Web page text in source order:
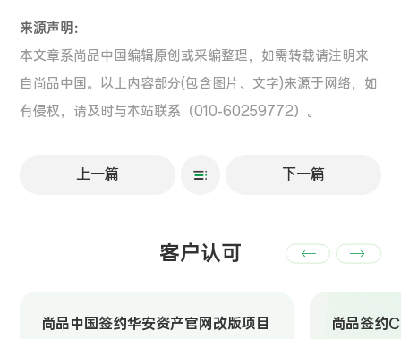
来源声明：
本文章系尚品中国编辑原创或采编整理，如需转载请注明来
自尚品中国。以上内容部分(包含图片、文字)来源于网络，如
有侵权，请及时与本站联系（010-60259772）。
上一篇 下一篇
客户认可
尚品中国签约华安资产官网改版项目
尚品签约